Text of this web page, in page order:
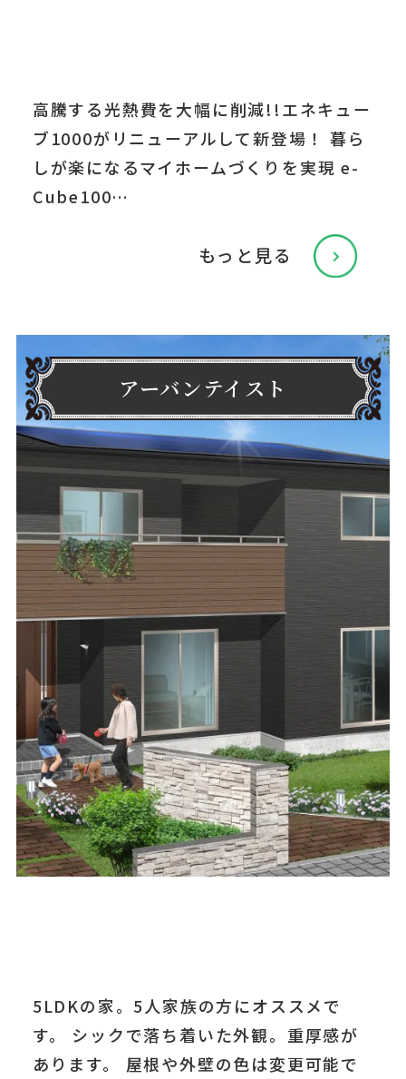
高騰する光熱費を大幅に削減!!エネキュー
ブ1000がリニューアルして新登場！ 暮ら
しが楽になるマイホームづくりを実現 e-
Cube100…
もっと見る
アーバンテイスト
5LDKの家。5人家族の方にオススメで
す。 シックで落ち着いた外観。重厚感が
あります。 屋根や外壁の色は変更可能で